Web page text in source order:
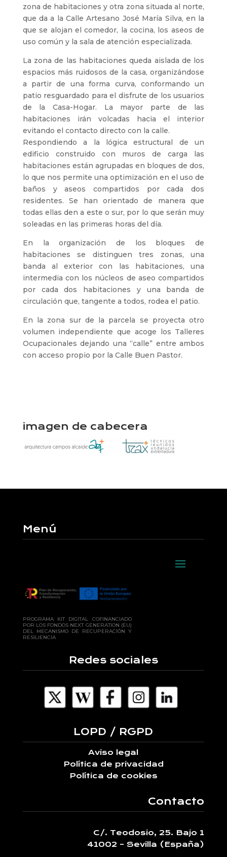
zona de habitaciones y otra zona situada al norte,
que da a la Calle Artesano José María Silva, en la
que se alojan el comedor, la cocina, los aseos de
uso común y la sala de atención especializada.
La zona de las habitaciones queda aislada de los
espacios más ruidosos de la casa, organizándose
a partir de una forma curva, conformando un
patio resguardado para el disfrute de los usuarios
de la Casa-Hogar. La mayor parte de las
habitaciones irán volcadas hacia el interior
evitando el contacto directo con la calle.
Respondiendo a la lógica estructural de un
edificio construido con muros de carga las
habitaciones están agrupadas en bloques de dos,
lo que nos permite una optimización en el uso de
baños y aseos compartidos por cada dos
residentes. Se han orientado de manera que
todas ellas den a este o sur, por lo que serán muy
soleadas en las primeras horas del día.
En la organización de los bloques de
habitaciones se distinguen tres zonas, una
banda al exterior con las habitaciones, una
intermedia con los núcleos de aseo compartidos
por cada dos habitaciones y una banda de
circulación que, tangente a todos, rodea el patio.
En la zona sur de la parcela se proyecta otro
volumen independiente que acoge los Talleres
Ocupacionales dejando una “calle” entre ambos
con acceso propio por la Calle Buen Pastor.
imagen de cabecera
Menú
PROGRAMA KIT DIGITAL COFINANCIADO
POR LOS FONDOS NEXT GENERATION (EU)
DEL MECANISMO DE RECUPERACIÓN Y
RESILIENCIA
Redes sociales
LOPD / RGPD
Aviso legal
Política de privacidad
Política de cookies
Contacto
C/. Teodosio, 25. Bajo 1
41002 – Sevilla (España)